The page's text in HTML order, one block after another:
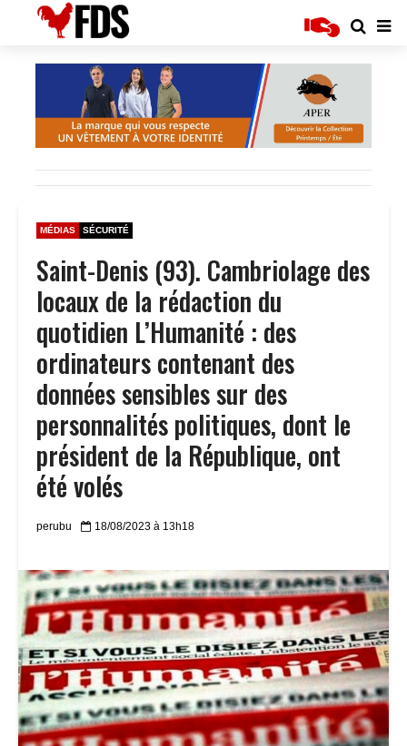
MÉDIAS SÉCURITÉ
Saint-Denis (93). Cambriolage des
locaux de la rédaction du
quotidien L’Humanité : des
ordinateurs contenant des
données sensibles sur des
personnalités politiques, dont le
président de la République, ont
été volés
perubu 18/08/2023 à 13h18